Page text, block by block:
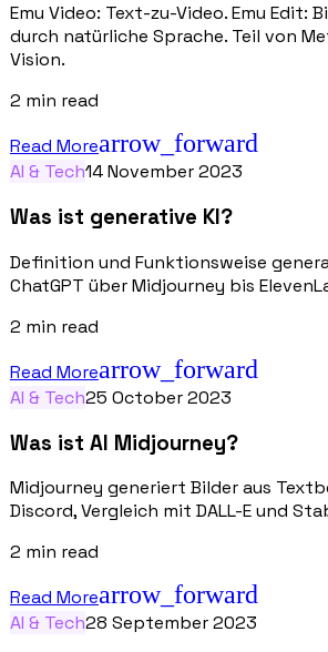
Emu Video: Text-zu-Video. Emu Edit:
durch natürliche Sprache. Teil von
Vision.
2 min read
Read Morearrow_forward
AI & Tech14 November 2023
Was ist generative KI?
Definition und Funktionsweise
ChatGPT über Midjourney bis
2 min read
Read Morearrow_forward
AI & Tech25 October 2023
Was ist AI Midjourney?
Midjourney generiert Bilder aus
Discord, Vergleich mit DALL-E und
2 min read
Read Morearrow_forward
AI & Tech28 September 2023